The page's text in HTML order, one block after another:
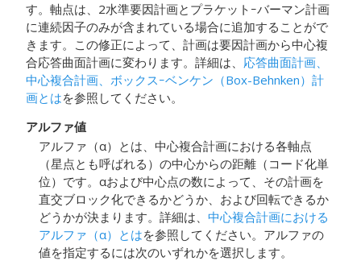
す。軸点は、2水準要因計画とプラケットｰバーマン計画
に連続因子のみが含まれている場合に追加することがで
きます。 この修正によって、計画は要因計画から中心複
合応答曲面計画に変わります。詳細は、 応答曲面計画、
中心複合計画、ボックスｰベンケン（Box-Behnken）計
画とはを参照してください。
アルファ値
アルファ（α）とは、中心複合計画における各軸点
（星点とも呼ばれる）の中心からの距離（コード化単
位）です。αおよび中心点の数によって、その計画を
直交ブロック化できるかどうか、および回転できるか
どうかが決まります。詳細は、 中心複合計画における
アルファ（α）とはを参照してください。アルファの
値を指定するには次のいずれかを選択します。